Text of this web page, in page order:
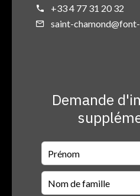
+33 4 77 31 20 32
saint-
Demande